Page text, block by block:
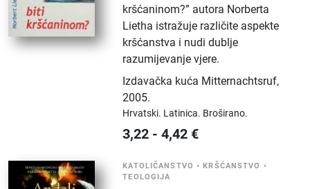
kršćaninom?” autora Norberta
Lietha istražuje različite aspekte
kršćanstva i nudi dublje
razumijevanje vjere.
Izdavačka kuća Mitternachtsruf,
2005.
Hrvatski. Latinica. Broširano.
3,22 -4,42 €
KATOLIČANSTVO •KRŠĆANSTVO •
TEOLOGIJA